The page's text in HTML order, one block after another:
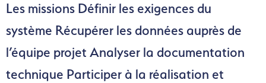
Les missions Définir les exigences du
système Récupérer les données auprès de
l’équipe projet Analyser la documentation
technique Participer à la réalisation et